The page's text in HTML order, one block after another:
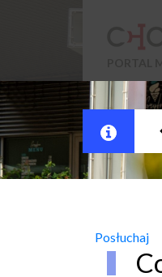
PORTAL
Posłuchaj